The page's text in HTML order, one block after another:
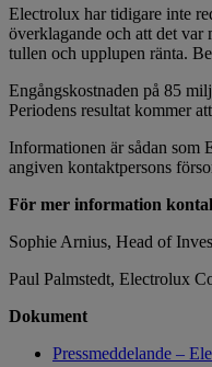
Electrolux har tidigare inte
överklagande och att det var
tullen och upplupen ränta.
Engångskostnaden på 85
Periodens resultat kommer
Informationen är sådan som
angiven kontaktpersons
För mer information
Sophie Arnius, Head of
Paul Palmstedt, Electrolux
Dokument
Pressmeddelande –